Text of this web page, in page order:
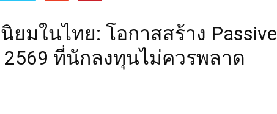
ยมในไทย: โอกาสสร้าง Passive
2569 ที่นักลงทุนไม่ควรพลาด